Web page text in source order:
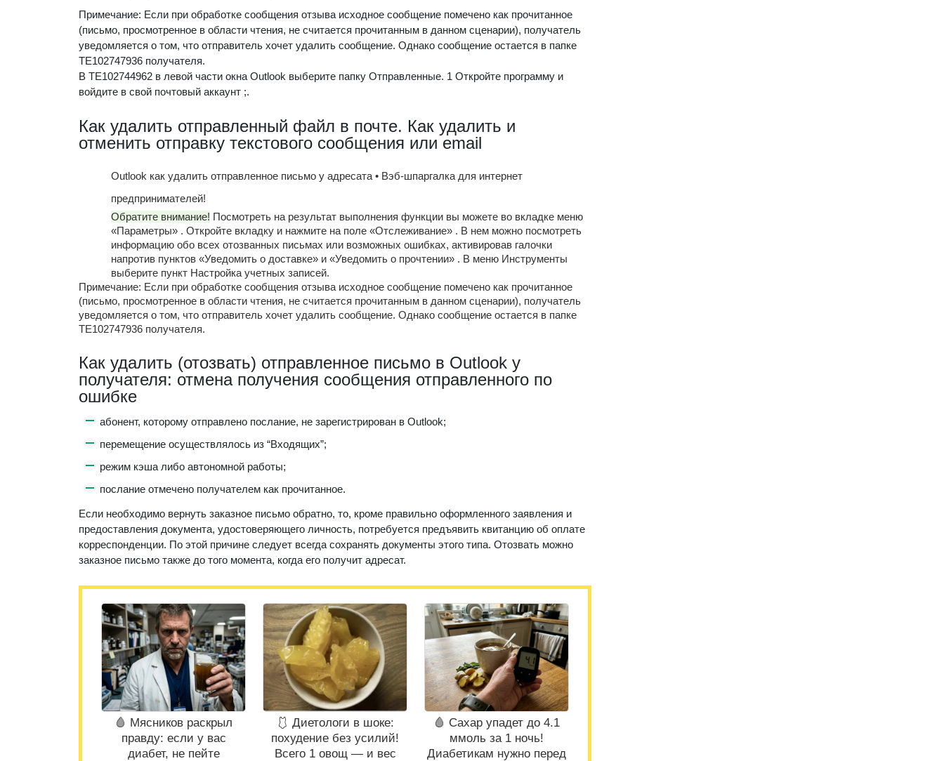
Примечание: Если при обработке сообщения отзыва исходное сообщение помечено как прочитанное
(письмо, просмотренное в области чтения, не считается прочитанным в данном сценарии), получатель
уведомляется о том, что отправитель хочет удалить сообщение. Однако сообщение остается в папке
TE102747936 получателя.
В TE102744962 в левой части окна Outlook выберите папку Отправленные. 1 Откройте программу и
войдите в свой почтовый аккаунт ;.
Как удалить отправленный файл в почте. Как удалить и
отменить отправку текстового сообщения или email
Outlook как удалить отправленное письмо у адресата • Вэб-шпаргалка для интернет
предпринимателей!
Обратите внимание! Посмотреть на результат выполнения функции вы можете во вкладке меню
«Параметры» . Откройте вкладку и нажмите на поле «Отслеживание» . В нем можно посмотреть
информацию обо всех отозванных письмах или возможных ошибках, активировав галочки
напротив пунктов «Уведомить о доставке» и «Уведомить о прочтении» . В меню Инструменты
выберите пункт Настройка учетных записей.
Примечание: Если при обработке сообщения отзыва исходное сообщение помечено как прочитанное
(письмо, просмотренное в области чтения, не считается прочитанным в данном сценарии), получатель
уведомляется о том, что отправитель хочет удалить сообщение. Однако сообщение остается в папке
TE102747936 получателя.
Как удалить (отозвать) отправленное письмо в Outlook у
получателя: отмена получения сообщения отправленного по
ошибке
абонент, которому отправлено послание, не зарегистрирован в Outlook;
перемещение осуществлялось из “Входящих”;
режим кэша либо автономной работы;
послание отмечено получателем как прочитанное.
Если необходимо вернуть заказное письмо обратно, то, кроме правильно оформленного заявления и
предоставления документа, удостоверяющего личность, потребуется предъявить квитанцию об оплате
корреспонденции. По этой причине следует всегда сохранять документы этого типа. Отозвать можно
заказное письмо также до того момента, когда его получит адресат.
🩸 Мясников раскрыл
правду: если у вас
диабет, не пейте
🩱 Диетологи в шоке:
похудение без усилий!
Всего 1 овощ — и вес
🩸 Сахар упадет до 4.1
ммоль за 1 ночь!
Диабетикам нужно перед